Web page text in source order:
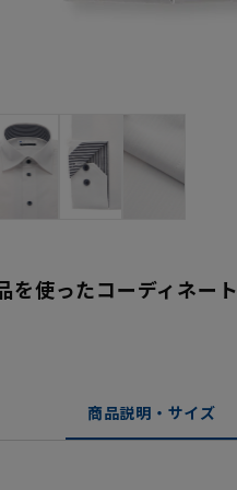
を使ったコーディネート
商品説明・サイズ